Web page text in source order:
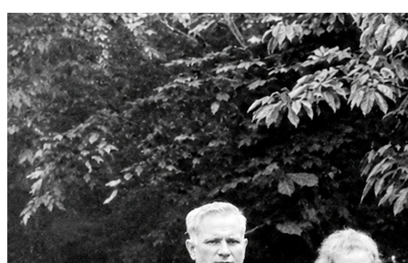
Львівська область
Миколаївська область
Одеська область
Полтавська область
Рівненська область
Сумська область
Тернопільська область
Харківська область
Херсонська область
Хмельницька область
Черкаська область
Чернівецька область